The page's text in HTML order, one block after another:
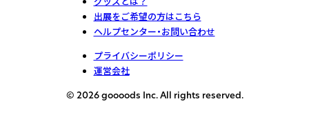
出展をご希望の方はこちら
ヘルプセンター・お問い合わせ
プライバシーポリシー
運営会社
© 2026 goooods Inc. All rights reserved.